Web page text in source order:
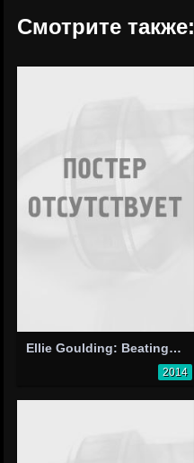
Смотрите также:
Ellie Goulding: Beating Heart
2014